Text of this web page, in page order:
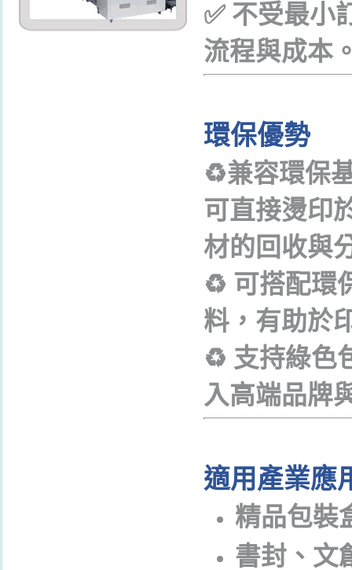
✅ 不受最小
流程與成本
環保優勢
♻兼容環保
可直接燙印
材的回收與
♻ 可搭配環
料，有助於
♻ 支持綠色
入高端品牌
適用產業應
精品包裝
書封、文